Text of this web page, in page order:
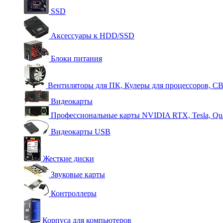
SSD
Аксессуары к HDD/SSD
Блоки питания
Вентиляторы для ПК, Кулеры для процессоров,
Видеокарты
Профессиональные карты NVIDIA RTX, Tesla,
Видеокарты USB
Жесткие диски
Звуковые карты
Контроллеры
Корпуса для компьютеров